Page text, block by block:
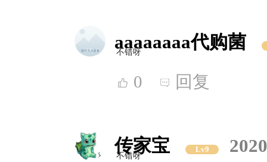
aaaaaaaa代购菌
不错呀
0 回复
传家宝 Lv9
不错呀